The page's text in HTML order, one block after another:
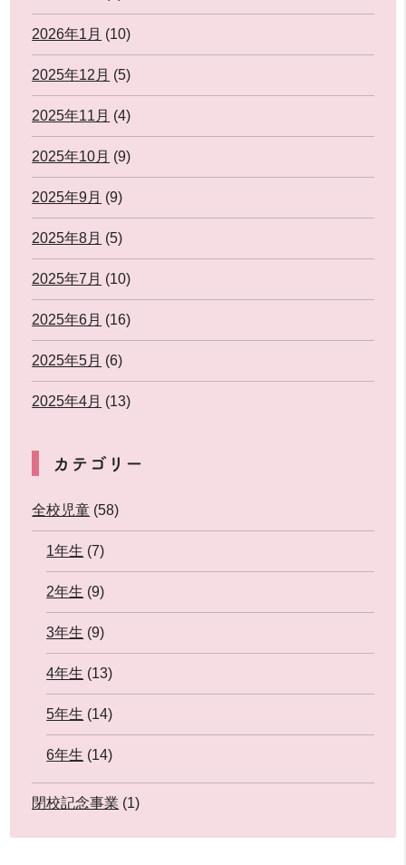
2026年1月 (10)
2025年12月 (5)
2025年11月 (4)
2025年10月 (9)
2025年9月 (9)
2025年8月 (5)
2025年7月 (10)
2025年6月 (16)
2025年5月 (6)
2025年4月 (13)
カテゴリー
全校児童 (58)
1年生 (7)
2年生 (9)
3年生 (9)
4年生 (13)
5年生 (14)
6年生 (14)
閉校記念事業 (1)